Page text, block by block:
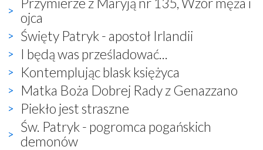
ojca
Święty Patryk - apostoł Irlandii
I będą was prześladować...
Kontemplując blask księżyca
Matka Boża Dobrej Rady z Genazzano
Piekło jest straszne
Św. Patryk - pogromca pogańskich
demonów